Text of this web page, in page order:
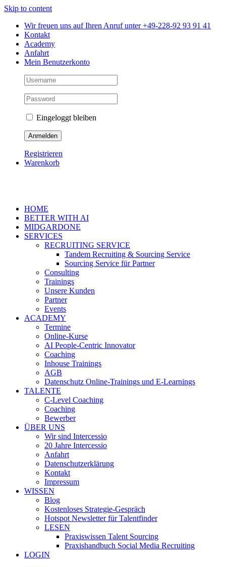
Skip to content
Wir freuen uns auf Ihren Anruf unter +49-228-92 93 91 41
Kontakt
Academy
Anfahrt
Mein Benutzerkonto
Eingeloggt bleiben
Registrieren
Warenkorb
HOME
BETTER WITH AI
MIDGARDONE
SERVICES
RECRUITING SERVICE
Tandem Recruiting & Sourcing Service
Sourcing Service für Partner
Consulting
Trainings
Unsere Kunden
Partner
Events
ACADEMY
Termine
Online-Kurse
AI People-Centric Innovator
Coaching
Inhouse Trainings
AGB
Datenschutz Online-Trainings und E-Learnings
TALENTE
C-Level Coaching
Coaching
Bewerber
ÜBER UNS
Wir sind Intercessio
20 Jahre Intercessio
Anfahrt
Datenschutzerklärung
Kontakt
Impressum
WISSEN
Blog
Kostenloses Strategie-Gespräch
Hotspot Newsletter für Talentfinder
LESEN
Praxiswissen Talent Sourcing
Praxishandbuch Social Media Recruiting
LOGIN